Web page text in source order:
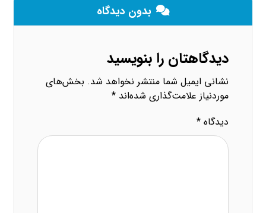
بدون دیدگاه
دیدگاهتان را بنویسید
نشانی ایمیل شما منتشر نخواهد شد. بخش‌های
موردنیاز علامت‌گذاری شده‌اند*
دیدگاه*